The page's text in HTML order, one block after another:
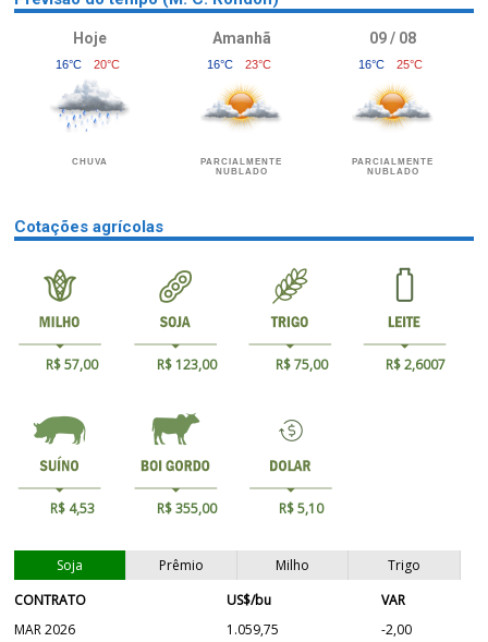
Hoje
16°C 20°C
CHUVA
Amanhã
16°C 23°C
PARCIALMENTE
NUBLADO
09 / 08
16°C 25°C
PARCIALMENTE
NUBLADO
Cotações agrícolas
R$ 57,00 R$ 123,00 R$ 75,00 R$ 2,6007
R$ 4,53 R$ 355,00 R$ 5,10
Soja Prêmio Milho
Trigo
CONTRATO
US$/bu
VAR
MAR 2026
1.059,75 -2,00